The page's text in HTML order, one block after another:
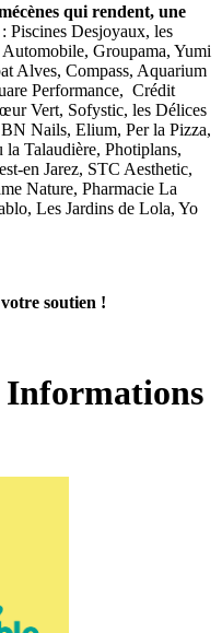
qui rendent, une
: Piscines Desjoyaux, les
Groupama, Yumi
Alves, Compass, Aquarium
Performance, Crédit
Vert, Sofystic, les Délices
Nails, Elium, Per la Pizza,
Talaudière, Photiplans,
en Jarez, STC Aesthetic,
Nature, Pharmacie La
Les Jardins de Lola, Yo
soutien !
Informations